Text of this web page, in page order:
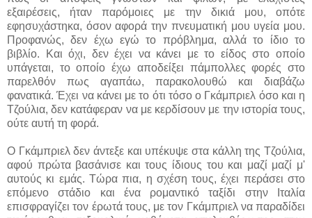
εξαιρέσεις, ήταν παρόμοιες με την δικιά μου, οπότε
εφησυχάστηκα, όσον αφορά την πνευματική μου υγεία μου.
Προφανώς, δεν έχω εγώ το πρόβλημα, αλλά το ίδιο το
βιβλίο. Και όχι, δεν έχει να κάνει με το είδος στο οποίο
υπάγεται, το οποίο έχω αποδείξει πάμπολλες φορές στο
παρελθόν πως αγαπάω, παρακολουθώ και διαβάζω
φανατικά. Έχει να κάνει με το ότι τόσο ο Γκάμπριελ όσο και η
Τζούλια, δεν κατάφεραν να με κερδίσουν με την ιστορία τους,
ούτε αυτή τη φορά.
Ο Γκάμπριελ δεν άντεξε και υπέκυψε στα κάλλη της Τζούλια,
αφού πρώτα βασάνισε και τους ίδιους του και μαζί μαζί μ'
αυτούς κι εμάς. Τώρα πια, η σχέση τους, έχει περάσει στο
επόμενο στάδιο και ένα ρομαντικό ταξίδι στην Ιταλία
επισφραγίζει τον έρωτά τους, με τον Γκάμπριελ να παραδίδει